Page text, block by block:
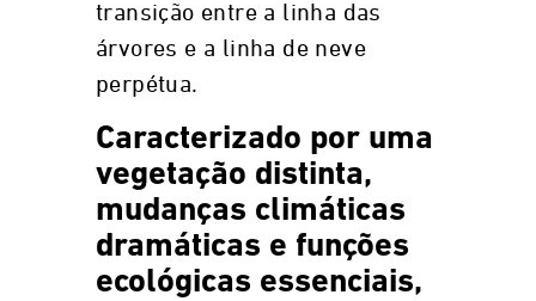
transição entre a linha das
árvores e a linha de neve
perpétua.
Caracterizado por uma
vegetação distinta,
mudanças climáticas
dramáticas e funções
ecológicas essenciais,